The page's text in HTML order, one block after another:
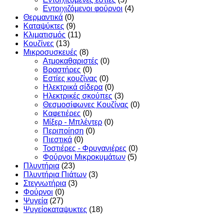
Εντοιχιζόμενοι φούρνοι (4)
Θερμαντικά (0)
Καταψύκτες (9)
Κλιματισμός (11)
Κουζίνες (13)
Μικροσυσκευές (8)
Ατμοκαθαριστές (0)
Βραστήρες (0)
Εστίες κουζίνας (0)
Ηλεκτρικά σίδερα (0)
Ηλεκτρικές σκούπες (3)
Θεσμοσίφωνες Κουζίνας (0)
Καφετιέρες (0)
Μίξερ - Μπλέντερ (0)
Περιποίηση (0)
Πιεστικά (0)
Τοστιέρες - Φρυγανιέρες (0)
Φούρνοι Μικροκυμάτων (5)
Πλυντήρια (23)
Πλυντήρια Πιάτων (3)
Στεγνωτήρια (3)
Φούρνοι (0)
Ψυγεία (27)
Ψυγείοκαταψυκτες (18)